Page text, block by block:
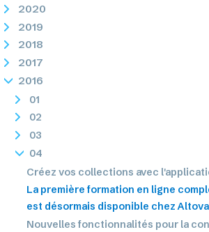
2020
2019
2018
2017
2016
01
02
03
04
Créez vos collections avec
La première formation en ligne
est désormais disponible chez Altova
Nouvelles fonctionnalités pour la